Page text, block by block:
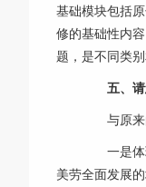
基础模块包括
修的基础性内
题，是不同类
五、
与原来
一是体
美劳全面发展